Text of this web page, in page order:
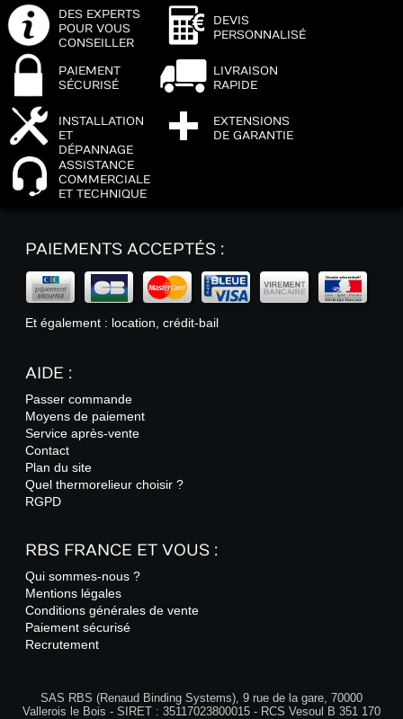
DES EXPERTS
POUR VOUS
CONSEILLER
DEVIS
PERSONNALISÉ
PAIEMENT
SÉCURISÉ
LIVRAISON
RAPIDE
INSTALLATION
ET
DÉPANNAGE
EXTENSIONS
DE GARANTIE
ASSISTANCE
COMMERCIALE
ET TECHNIQUE
PAIEMENTS ACCEPTÉS :
Et également : location, crédit-bail
AIDE :
Passer commande
Moyens de paiement
Service après-vente
Contact
Plan du site
Quel thermorelieur choisir ?
RGPD
RBS FRANCE ET VOUS :
Qui sommes-nous ?
Mentions légales
Conditions générales de vente
Paiement sécurisé
Recrutement
SAS RBS (Renaud Binding Systems), 9 rue de la gare, 70000
Vallerois le Bois - SIRET : 35117023800015 - RCS Vesoul B 351 170